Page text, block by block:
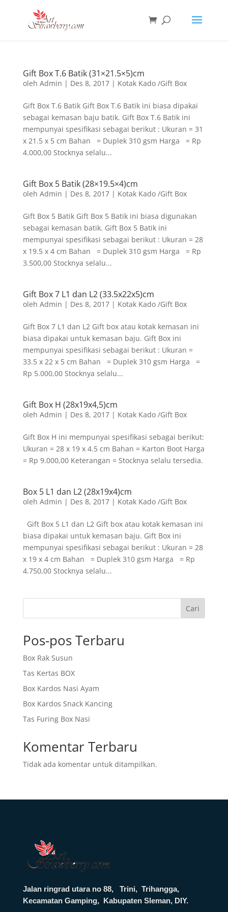
Gift Box T.6 Batik (31×21.5×5)cm
oleh Admin | Des 8, 2017| Kotak Kado /Gift Box
Gift Box T.6 Batik Gift Box T.6 Batik ini biasa dipakai
sebagai kemasan baju batik. Gift Box T.6 Batik ini
mempunyai spesifikasi sebagai berikut : Ukuran = 31
x 21.5 x 5 cm Bahan = Duplek 310 gsm Harga = Rp
4.000,00 Stocknya selalu...
Gift Box 5 Batik (28×19.5×4)cm
oleh Admin | Des 8, 2017| Kotak Kado /Gift Box
Gift Box 5 Batik Gift Box 5 Batik ini biasa digunakan
sebagai kemasan batik. Gift Box 5 Batik ini
mempunyai spesifikasi sebagai berikut : Ukuran = 28
x 19.5 x 4 cm Bahan = Duplek 310 gsm Harga = Rp
3.500,00 Stocknya selalu...
Gift Box 7 L1 dan L2 (33.5x22x5)cm
oleh Admin | Des 8, 2017| Kotak Kado /Gift Box
Gift Box 7 L1 dan L2 Gift box atau kotak kemasan ini
biasa dipakai untuk kemasan baju. Gift Box ini
mempunyai spesifikasi sebagai berikut : Ukuran =
33.5 x 22 x 5 cm Bahan = Duplek 310 gsm Harga =
Rp 5.000,00 Stocknya selalu...
Gift Box H (28x19x4,5)cm
oleh Admin | Des 8, 2017| Kotak Kado /Gift Box
Gift Box H ini mempunyai spesifikasi sebagai berikut:
Ukuran = 28 x 19 x 4.5 cm Bahan = Karton Boot Harga
= Rp 9.000,00 Keterangan = Stocknya selalu tersedia.
Box 5 L1 dan L2 (28x19x4)cm
oleh Admin | Des 8, 2017| Kotak Kado /Gift Box
Gift Box 5 L1 dan L2 Gift box atau kotak kemasan ini
biasa dipakai untuk kemasan baju. Gift Box ini
mempunyai spesifikasi sebagai berikut : Ukuran = 28
x 19 x 4 cm Bahan = Duplek 310 gsm Harga = Rp
4.750,00 Stocknya selalu...
Cari
Pos-pos Terbaru
Box Rak Susun
Tas Kertas BOX
Box Kardos Nasi Ayam
Box Kardos Snack Kancing
Tas Furing Box Nasi
Komentar Terbaru
Tidak ada komentar untuk ditampilkan.
Jalan ringrad utara no 88, Trini, Trihangga,
Kecamatan Gamping, Kabupaten Sleman, DIY.